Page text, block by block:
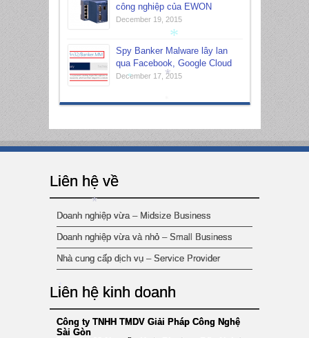
công nghiệp của EWON
December 19, 2015
Spy Banker Malware lây lan
qua Facebook, Google Cloud
December 17, 2015
Liên hệ về
Doanh nghiệp vừa – Midsize Business
Doanh nghiệp vừa và nhỏ – Small Business
Nhà cung cấp dịch vụ – Service Provider
Liên hệ kinh doanh
Công ty TNHH TMDV Giải Pháp Công Nghệ
Sài Gòn
*
*
*